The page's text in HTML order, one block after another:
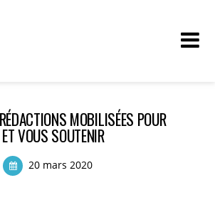
MOBILISÉES POUR
VOUS SOUTENIR
20 mars 2020